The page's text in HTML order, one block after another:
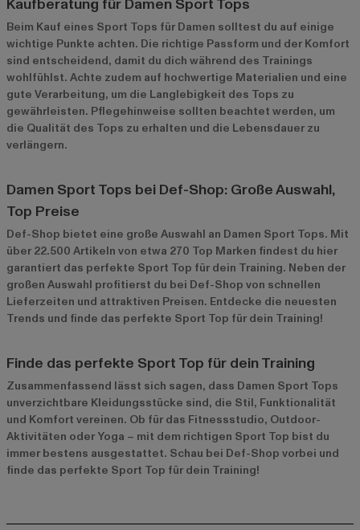
Kaufberatung für Damen Sport Tops
Beim Kauf eines Sport Tops für Damen solltest du auf einige
wichtige Punkte achten. Die richtige Passform und der Komfort
sind entscheidend, damit du dich während des Trainings
wohlfühlst. Achte zudem auf hochwertige Materialien und eine
gute Verarbeitung, um die Langlebigkeit des Tops zu
gewährleisten. Pflegehinweise sollten beachtet werden, um
die Qualität des Tops zu erhalten und die Lebensdauer zu
verlängern.
Damen Sport Tops bei Def-Shop: Große Auswahl,
Top Preise
Def-Shop bietet eine große Auswahl an Damen Sport Tops. Mit
über 22.500 Artikeln von etwa 270 Top Marken findest du hier
garantiert das perfekte Sport Top für dein Training. Neben der
großen Auswahl profitierst du bei Def-Shop von schnellen
Lieferzeiten und attraktiven Preisen. Entdecke die neuesten
Trends und finde das perfekte Sport Top für dein Training!
Finde das perfekte Sport Top für dein Training
Zusammenfassend lässt sich sagen, dass Damen Sport Tops
unverzichtbare Kleidungsstücke sind, die Stil, Funktionalität
und Komfort vereinen. Ob für das Fitnessstudio, Outdoor-
Aktivitäten oder Yoga – mit dem richtigen Sport Top bist du
immer bestens ausgestattet. Schau bei Def-Shop vorbei und
finde das perfekte Sport Top für dein Training!